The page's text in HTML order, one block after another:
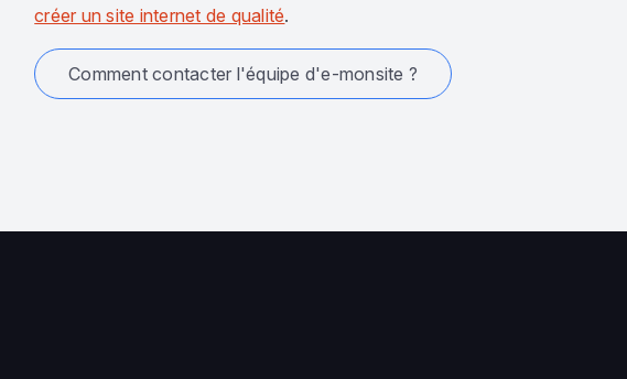
créer un site internet de qualité.
Comment contacter l'équipe d'e-monsite ?